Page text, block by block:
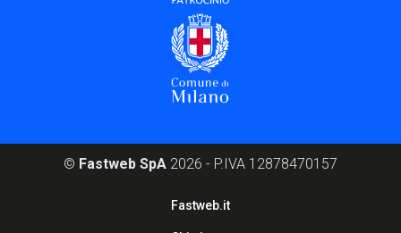
© Fastweb SpA 2026 - P.IVA 12878470157
Fastweb.it